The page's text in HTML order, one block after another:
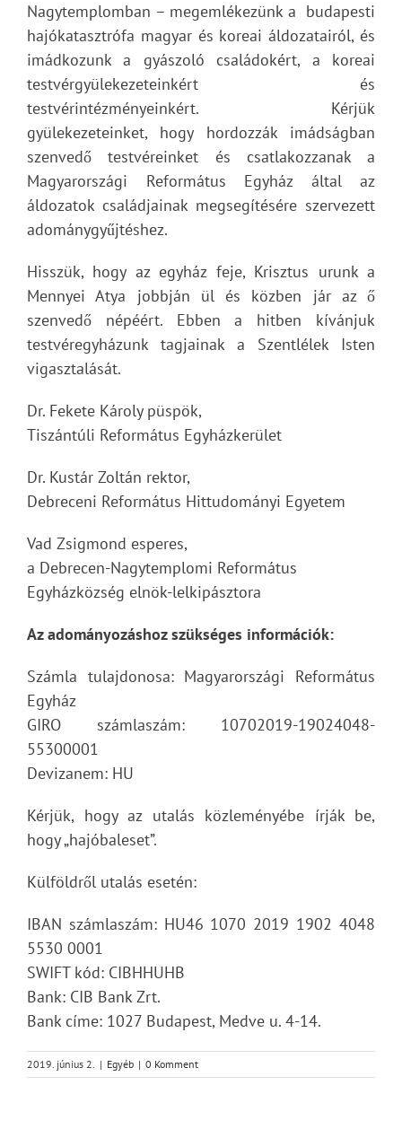
Nagytemplomban – megemlékezünk a budapesti
hajókatasztrófa magyar és koreai áldozatairól, és
imádkozunk a gyászoló családokért, a koreai
testvérgyülekezeteinkért és
testvérintézményeinkért. Kérjük
gyülekezeteinket, hogy hordozzák imádságban
szenvedő testvéreinket és csatlakozzanak a
Magyarországi Református Egyház által az
áldozatok családjainak megsegítésére szervezett
adománygyűjtéshez.
Hisszük, hogy az egyház feje, Krisztus urunk a
Mennyei Atya jobbján ül és közben jár az ő
szenvedő népéért. Ebben a hitben kívánjuk
testvéregyházunk tagjainak a Szentlélek Isten
vigasztalását.
Dr. Fekete Károly püspök,
Tiszántúli Református Egyházkerület
Dr. Kustár Zoltán rektor,
Debreceni Református Hittudományi Egyetem
Vad Zsigmond esperes,
a Debrecen-Nagytemplomi Református
Egyházközség elnök-lelkipásztora
Az adományozáshoz szükséges információk:
Számla tulajdonosa: Magyarországi Református
Egyház
GIRO számlaszám: 10702019-19024048-
55300001
Devizanem: HU
Kérjük, hogy az utalás közleményébe írják be,
hogy „hajóbaleset”.
Külföldről utalás esetén:
IBAN számlaszám: HU46 1070 2019 1902 4048
5530 0001
SWIFT kód: CIBHHUHB
Bank: CIB Bank Zrt.
Bank címe: 1027 Budapest, Medve u. 4-14.
2019. június 2. | Egyéb | 0 Komment